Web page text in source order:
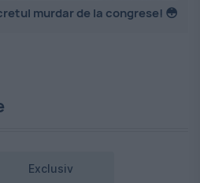
murdar de la congrese! 😳
Exclusiv